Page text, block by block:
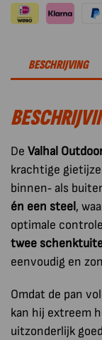
Koekenpan
cm
aantal
BESCHRIJVING
De Valhal
krachtige
binnen‑ als
én een steel,
optimale
twee
eenvoudig en
Omdat de pan
kan hij extreem
uitzonderlijk